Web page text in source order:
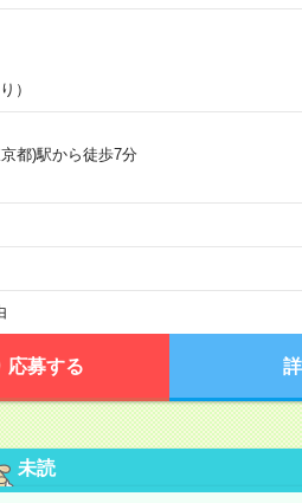
）
都)駅から徒歩7分
応募する
未読